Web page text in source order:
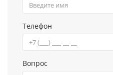
Телефон
Вопрос